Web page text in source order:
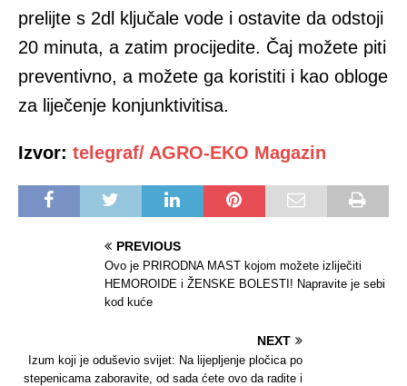
prelijte s 2dl ključale vode i ostavite da odstoji
20 minuta, a zatim procijedite. Čaj možete piti
preventivno, a možete ga koristiti i kao obloge
za liječenje konjunktivitisa.
Izvor: telegraf/ AGRO-EKO Magazin
PREVIOUS
Ovo je PRIRODNA MAST kojom možete izliječiti
HEMOROIDE i ŽENSKE BOLESTI! Napravite je sebi
kod kuće
NEXT
Izum koji je oduševio svijet: Na lijepljenje pločica po
stepenicama zaboravite, od sada ćete ovo da radite i